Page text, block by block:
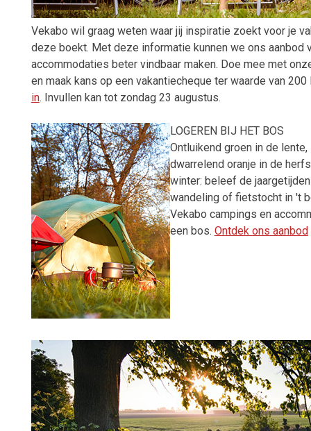
Vekabo wil graag weten waar jij inspiratie zoekt voor je
deze boekt. Met deze informatie kunnen we ons aanbod
accommodaties beter vindbaar maken. Doe mee met
en maak kans op een vakantiecheque ter waarde van 200
in. Invullen kan tot zondag 23 augustus.
LOGEREN BIJ HET BOS
Ontluikend groen in de
dwarrelend oranje in de
winter: beleef de
wandeling of fietstocht in 't
Vekabo campings en
een bos. Ontdek ons aanbod